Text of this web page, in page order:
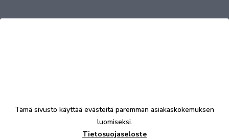
Tämä sivusto käyttää evästeitä paremman asiakaskokemuksen
luomiseksi.
Tietosuojaseloste